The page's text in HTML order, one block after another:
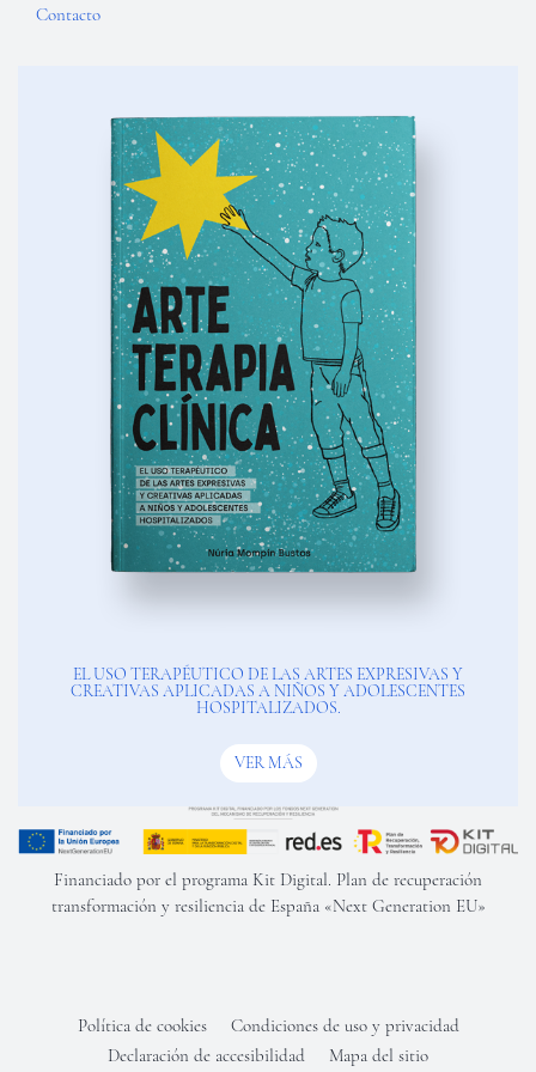
Contacto
EL USO TERAPÉUTICO DE LAS ARTES EXPRESIVAS Y
CREATIVAS APLICADAS A NIÑOS Y ADOLESCENTES
HOSPITALIZADOS.
VER MÁS
Financiado por el programa Kit Digital. Plan de recuperación
transformación y resiliencia de España «Next Generation EU»
Política de cookies
Condiciones de uso y privacidad
Declaración de accesibilidad
Mapa del sitio